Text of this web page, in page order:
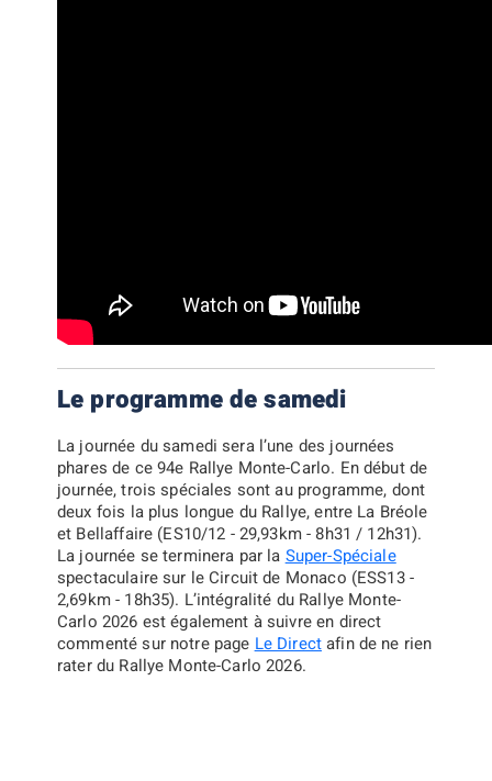
Le programme de samedi
La journée du samedi sera l’une des journées
phares de ce 94e Rallye Monte-Carlo. En début de
journée, trois spéciales sont au programme, dont
deux fois la plus longue du Rallye, entre La Bréole
et Bellaffaire (ES10/12 - 29,93km - 8h31 / 12h31).
La journée se terminera par la Super-Spéciale
spectaculaire sur le Circuit de Monaco (ESS13 -
2,69km - 18h35). L’intégralité du Rallye Monte-
Carlo 2026 est également à suivre en direct
commenté sur notre page Le Directafin de ne rien
rater du Rallye Monte-Carlo 2026.